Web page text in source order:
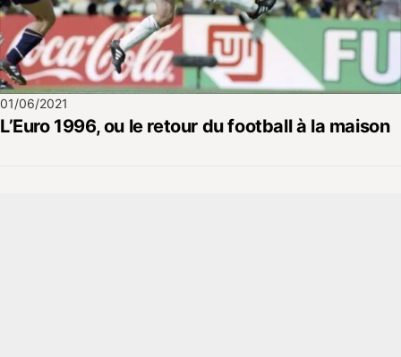
01/06/2021
L’Euro 1996, ou le retour du football à la maison